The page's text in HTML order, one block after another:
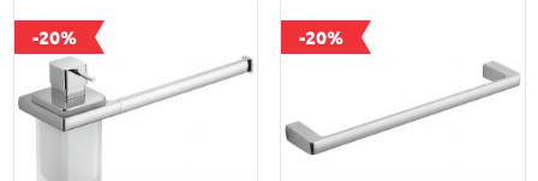
-20% -20%